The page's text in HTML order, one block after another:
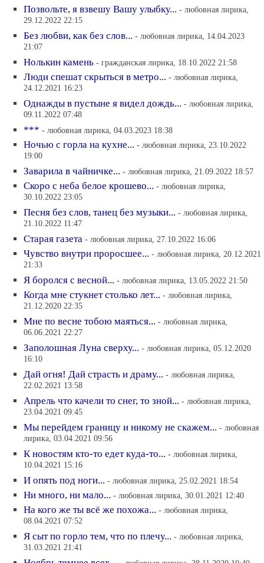
Позвольте, я взвешу Вашу улыбку... - любовная лирика,
29.12.2022 22:15
Без любви, как без слов... - любовная лирика, 14.04.2023
21:07
Нолькин камень - гражданская лирика, 18.10.2022 21:58
Люди спешат скрыться в метро... - любовная лирика,
24.12.2021 16:23
Однажды в пустыне я видел дождь... - любовная лирика,
09.11.2022 07:48
*** - любовная лирика, 04.03.2023 18:38
Ночью с горла на кухне... - любовная лирика, 23.10.2022
19:00
Заварила в чайничке... - любовная лирика, 21.09.2022 18:57
Скоро с неба белое крошево... - любовная лирика,
30.10.2022 23:05
Песня без слов, танец без музыки... - любовная лирика,
21.10.2022 11:47
Старая газета - любовная лирика, 27.10.2022 16:06
Чувство внутри проросшее... - любовная лирика, 20.12.2021
21:33
Я боролся с весной... - любовная лирика, 13.05.2022 21:50
Когда мне стукнет столько лет... - любовная лирика,
21.12.2020 22:35
Мне по весне тобою маяться... - любовная лирика,
06.06.2021 22:27
Заполошная Луна сверху... - любовная лирика, 05.12.2020
16:10
Дай огня! Дай страсть и драму... - любовная лирика,
22.02.2021 13:58
Апрель что качели то снег, то зной... - любовная лирика,
23.04.2021 09:45
Мы перейдем границу и никому не скажем... - любовная
лирика, 03.04.2021 09:56
К новостям кто-то едет куда-то... - любовная лирика,
10.04.2021 15:16
И опять под ноги... - любовная лирика, 25.02.2021 18:54
Ни много, ни мало... - любовная лирика, 30.01.2021 12:40
На кого же ты всё же похожа... - любовная лирика,
08.04.2021 07:52
Я сыт по горло тем, что по плечу... - любовная лирика,
31.03.2021 21:41